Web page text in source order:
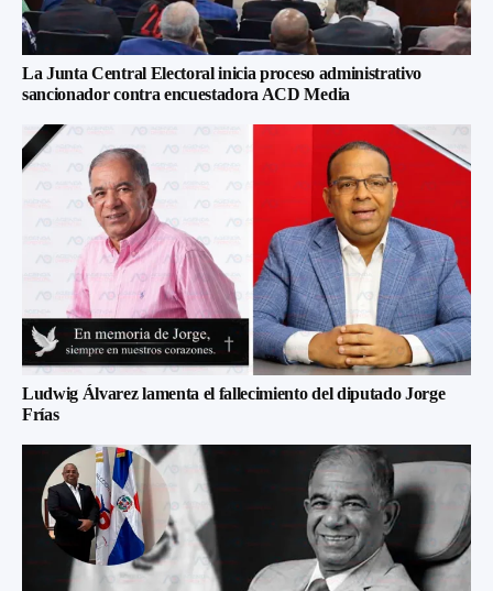
La Junta Central Electoral inicia proceso administrativo
sancionador contra encuestadora ACD Media
Ludwig Álvarez lamenta el fallecimiento del diputado Jorge
Frías